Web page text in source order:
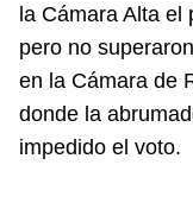
la Cámara Alta el
pero no
en la Cámara de
donde la
impedido el voto.